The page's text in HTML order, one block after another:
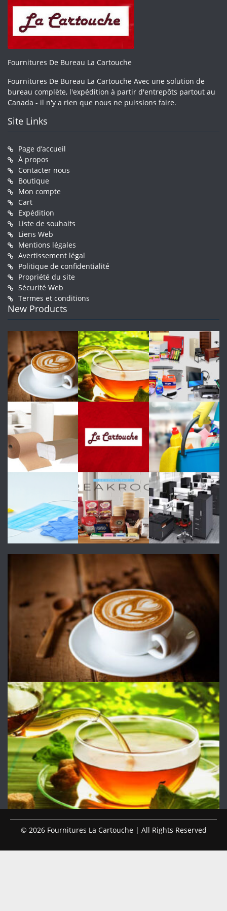
Fournitures De Bureau La Cartouche
Fournitures De Bureau La Cartouche Avec une solution de
bureau complète, l'expédition à partir d'entrepôts partout au
Canada - il n'y a rien que nous ne puissions faire.
Site Links
Page d’accueil
À propos
Contacter nous
Boutique
Mon compte
Cart
Expédition
Liste de souhaits
Liens Web
Mentions légales
Avertissement légal
Politique de confidentialité
Propriété du site
Sécurité Web
Termes et conditions
New Products
© 2026 Fournitures La Cartouche | All Rights Reserved